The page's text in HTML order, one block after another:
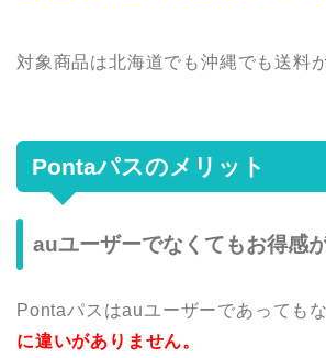
対象商品は北海道でも沖縄でも送料
Pontaパスのメリット
auユーザーでなくてもお得感
Pontaパスはauユーザーであっても
に違いがありません。